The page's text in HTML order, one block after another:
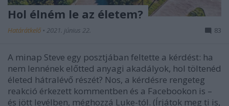
Hol élném le az életem?
Határátkelő • 2021. június 22. 83
A minap Steve egy posztjában feltette a kérdést: ha
nem lennének előtted anyagi akadályok, hol töltenéd
életed hátralévő részét? Nos, a kérdésre rengeteg
reakció érkezett kommentben és a Facebookon is –
és jött levélben, méghozzá Luke-tól. (Írjátok meg ti is,